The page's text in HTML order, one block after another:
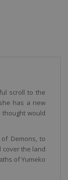
scroll to the
has a new
would
Demons, to
cover the land
of Yumeko